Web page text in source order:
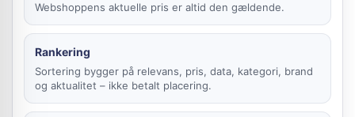
Webshoppens aktuelle pris er altid den gældende.
Rankering
Sortering bygger på relevans, pris, data, kategori, brand
og aktualitet – ikke betalt placering.